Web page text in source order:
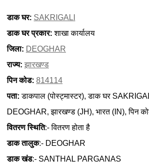
डाक घर: SAKRIGALI
डाक घर प्रकार: शाखा कार्यालय
जिला: DEOGHAR
राज्य: झारखण्ड
पिन कोड: 814114
पता: डाकपाल (पोस्ट्मास्टर), डाक घर
DEOGHAR, झारखण्ड (JH), भारत (IN), पिन
वितरण स्थिति:- वितरण होता है
डाक तालुक:- DEOGHAR
डाक खंड:- SANTHAL PARGANAS